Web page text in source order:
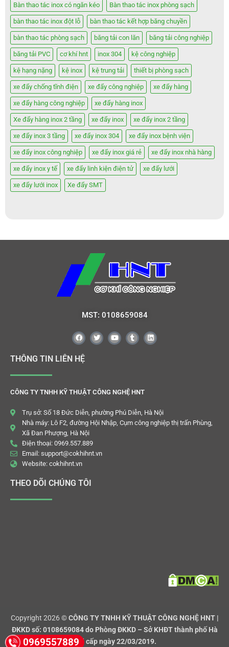
Bàn thao tác inox có ngăn kéo Bàn thao tác inox phòng sạch
bàn thao tác inox đột lỗ bàn thao tác kết hợp băng chuyền
bàn thao tác phòng sạch băng tải con lăn băng tải công nghiệp
băng tải PVC cơ khí hnt inox 304 kệ công nghiệp
kệ hạng nặng kệ inox kệ trung tải thiết bị phòng sạch
xe đẩy chống tĩnh điện xe đẩy công nghiệp xe đẩy hàng
xe đẩy hàng công nghiệp xe đẩy hàng inox
Xe đẩy hàng inox 2 tầng xe đẩy inox xe đẩy inox 2 tầng
xe đẩy inox 3 tầng xe đẩy inox 304 xe đẩy inox bệnh viện
xe đẩy inox công nghiệp xe đẩy inox giá rẻ xe đẩy inox nhà hàng
xe đẩy inox y tế xe đẩy linh kiện điện tử xe đẩy lưới
xe đẩy lưới inox Xe đẩy SMT
MST: 0108659084
THÔNG TIN LIÊN HỆ
CÔNG TY TNHH KỸ THUẬT CÔNG NGHỆ HNT
Trụ sở: Số 18 Đức Diễn, phường Phú Diễn, Hà Nội
Nhà máy: Lô F2, đường Hội Nhập, Cụm công nghiệp thị trấn Phùng,
Xã Đan Phượng, Hà Nội
Điện thoại: 0969.557.889
Email: support@cokhihnt.vn
Website: cokhihnt.vn
THEO DÕI CHÚNG TÔI
Copyright 2026 ©CÔNG TY TNHH KỸ THUẬT CÔNG NGHỆ HNT |
ĐKKD số: 0108659084 do Phòng ĐKKD – Sở KHĐT thành phố Hà
Nội cấp ngày 22/03/2019.
0969557889